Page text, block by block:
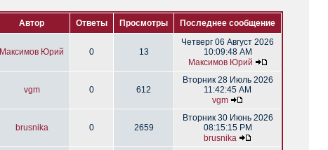
Автор Ответы Просмотры Последнее сообщение
Максимов Юрий 0 13
Четверг 06 Август 2026
10:09:48 AM
Максимов Юрий
vgm 0 612
Вторник 28 Июль 2026
11:42:45 AM
vgm
brusnika 0 2659
Вторник 30 Июнь 2026
08:15:15 PM
brusnika